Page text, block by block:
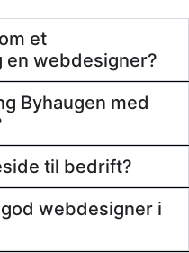
et
webdesigner?
Byhaugen med
til bedrift?
webdesigner i